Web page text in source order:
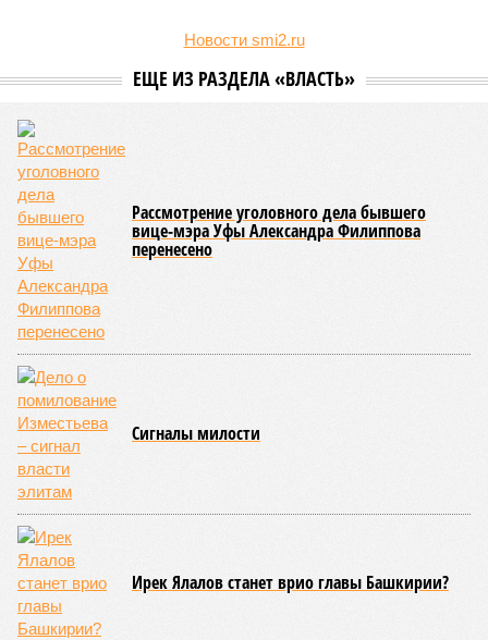
Новости smi2.ru
ЕЩЕ ИЗ РАЗДЕЛА «ВЛАСТЬ»
Рассмотрение уголовного дела бывшего
вице-мэра Уфы Александра Филиппова
перенесено
Сигналы милости
Ирек Ялалов станет врио главы Башкирии?